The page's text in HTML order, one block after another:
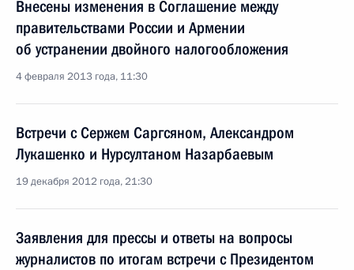
Внесены изменения в Соглашение между
правительствами России и Армении
об устранении двойного налогообложения
4 февраля 2013 года, 11:30
Встречи с Сержем Саргсяном, Александром
Лукашенко и Нурсултаном Назарбаевым
19 декабря 2012 года, 21:30
Заявления для прессы и ответы на вопросы
журналистов по итогам встречи с Президентом